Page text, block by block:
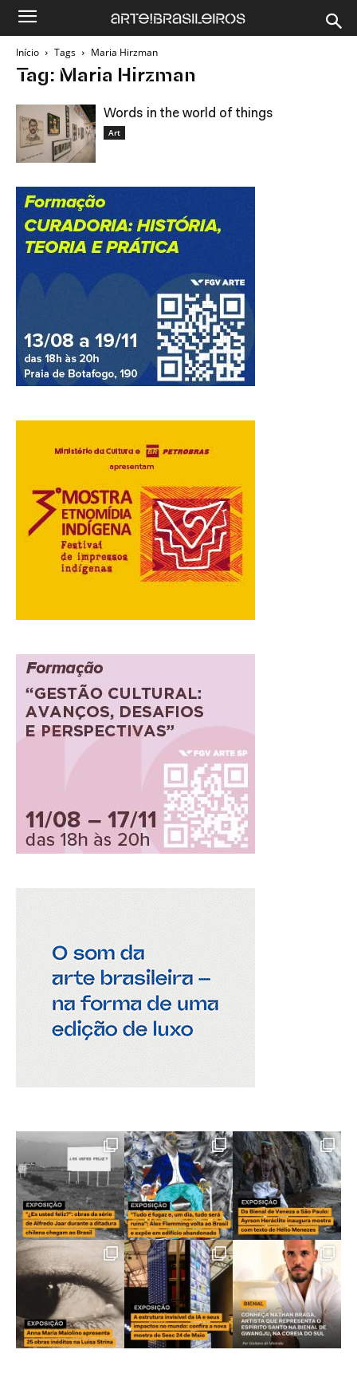
Início Tags Maria Hirzman
Tag: Maria Hirzman
Words in the world of things
Art